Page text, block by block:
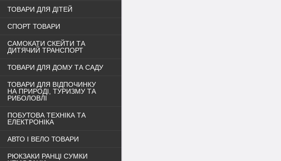
ТОВАРИ ДЛЯ ДІТЕЙ
СПОРТ ТОВАРИ
САМОКАТИ СКЕЙТИ ТА
ДИТЯЧИЙ ТРАНСПОРТ
ТОВАРИ ДЛЯ ДОМУ ТА САДУ
ТОВАРИ ДЛЯ ВІДПОЧИНКУ
НА ПРИРОДІ, ТУРИЗМУ ТА
РИБОЛОВЛІ
ПОБУТОВА ТЕХНІКА ТА
ЕЛЕКТРОНІКА
АВТО І ВЕЛО ТОВАРИ
РЮКЗАКИ РАНЦІ СУМКИ